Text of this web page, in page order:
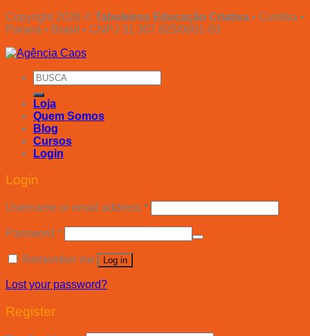
Copyright 2026 © Tabuleiros Educação Criativa • Curitiba •
Paraná • Brasil • CNPJ 31.307.925/0001-03
Search
for:
Loja
Quem Somos
Blog
Cursos
Login
Login
Username or email address *
Password *
Remember me Log in
Lost your password?
Register